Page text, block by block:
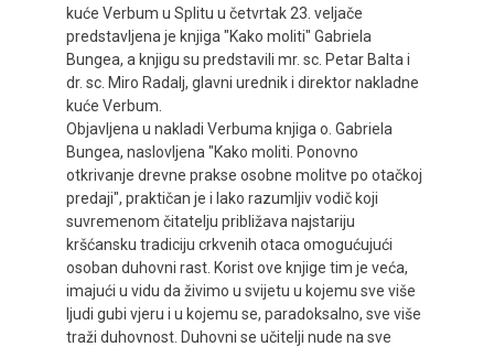
kuće Verbum u Splitu u četvrtak 23. veljače
predstavljena je knjiga "Kako moliti" Gabriela
Bungea, a knjigu su predstavili mr. sc. Petar Balta i
dr. sc. Miro Radalj, glavni urednik i direktor nakladne
kuće Verbum.
Objavljena u nakladi Verbuma knjiga o. Gabriela
Bungea, naslovljena "Kako moliti. Ponovno
otkrivanje drevne prakse osobne molitve po otačkoj
predaji", praktičan je i lako razumljiv vodič koji
suvremenom čitatelju približava najstariju
kršćansku tradiciju crkvenih otaca omogućujući
osoban duhovni rast. Korist ove knjige tim je veća,
imajući u vidu da živimo u svijetu u kojemu sve više
ljudi gubi vjeru i u kojemu se, paradoksalno, sve više
traži duhovnost. Duhovni se učitelji nude na sve